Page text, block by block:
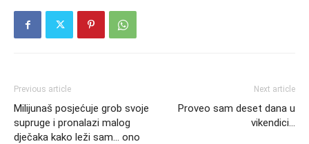
Previous article
Milijunaš posjećuje grob svoje
supruge i pronalazi malog
dječaka kako leži sam… ono
Next article
Proveo sam deset dana u
vikendici…